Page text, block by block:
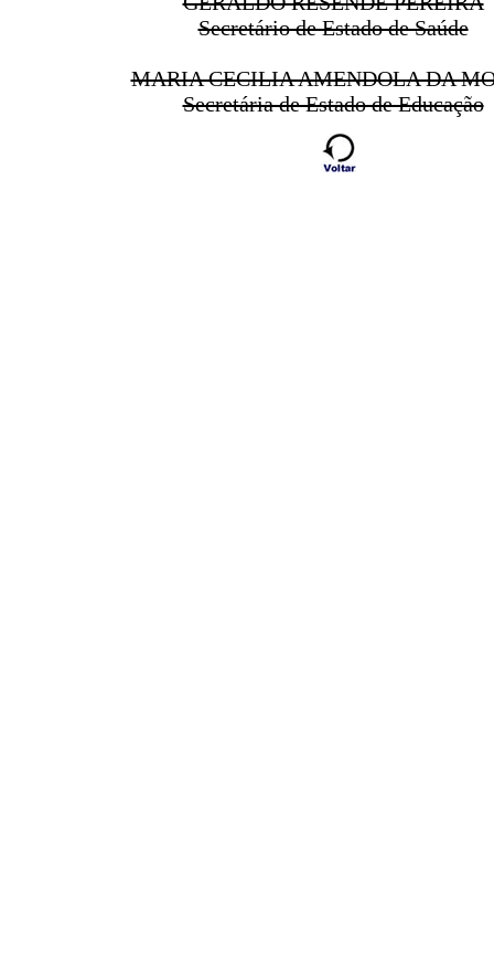
Secretário de Estado de Saúde
MARIA CECILIA AMENDOLA DA
Secretária de Estado de Educação